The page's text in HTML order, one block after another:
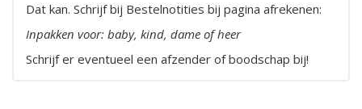
Dat kan. Schrijf bij Bestelnotities bij pagina afrekenen:
Inpakken voor: baby, kind, dame of heer
Schrijf er eventueel een afzender of boodschap bij!